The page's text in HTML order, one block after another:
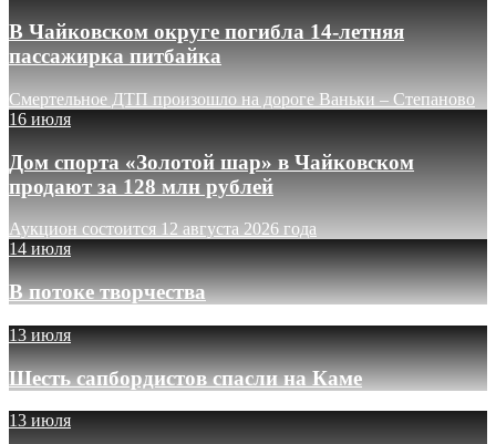
В Чайковском округе погибла 14-летняя
пассажирка питбайка
Смертельное ДТП произошло на дороге Ваньки – Степаново
16 июля
Дом спорта «Золотой шар» в Чайковском
продают за 128 млн рублей
Аукцион состоится 12 августа 2026 года
14 июля
В потоке творчества
13 июля
Шесть сапбордистов спасли на Каме
13 июля